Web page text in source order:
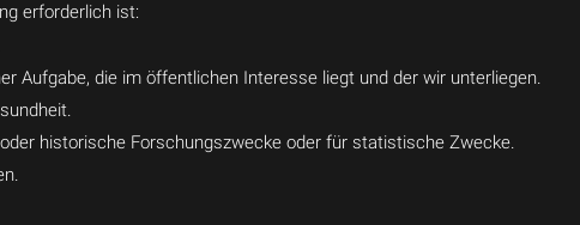
erforderlich ist:
Aufgabe, die im öffentlichen Interesse liegt und der wir unterliegen.
historische Forschungszwecke oder für statistische Zwecke.